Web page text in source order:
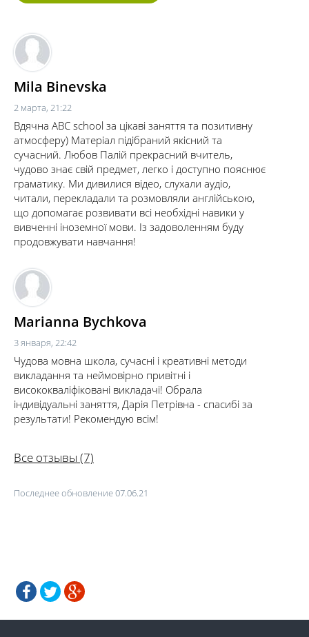
Mila Binevska
2 марта, 21:22
Вдячна ABC school за цікаві заняття та позитивну
атмосферу) Матеріал підібраний якісний та
сучасний. Любов Палій прекрасний вчитель,
чудово знає свій предмет, легко і доступно пояснює
граматику. Ми дивилися відео, слухали аудіо,
читали, перекладали та розмовляли англійською,
що допомагає розвивати всі необхідні навики у
вивченні іноземної мови. Із задоволенням буду
продовжувати навчання!
Marianna Bychkova
3 января, 22:42
Чудова мовна школа, сучасні і креативні методи
викладання та неймовірно привітні і
висококваліфіковані викладачі! Обрала
індивідуальні заняття, Дарія Петрівна - спасибі за
результати! Рекомендую всім!
Все отзывы (7)
Последнее обновление 07.06.21